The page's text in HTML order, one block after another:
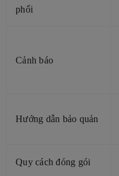
phối
Cảnh báo
Hướng dẫn bảo quản
Quy cách đóng gói